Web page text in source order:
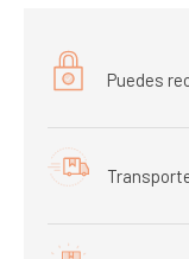
Puedes